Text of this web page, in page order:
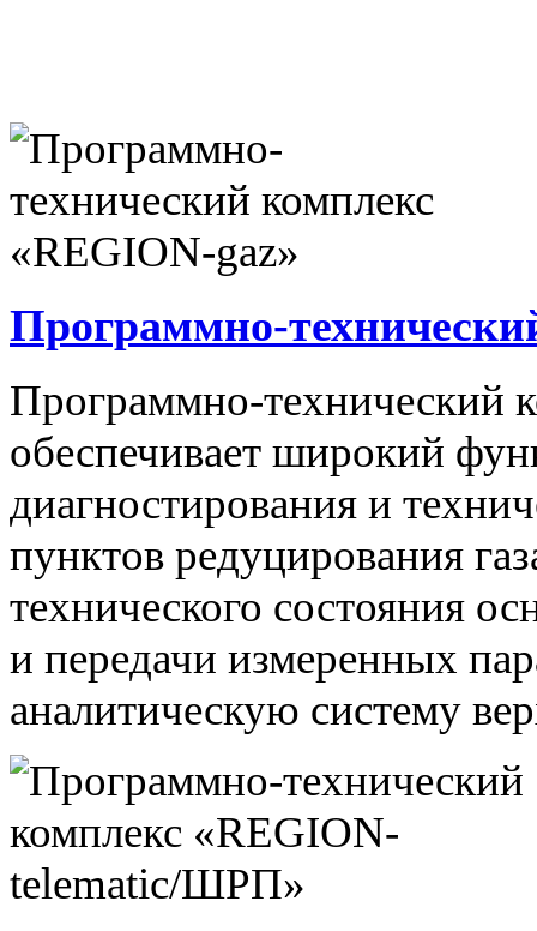
Программно-
Программно-технический
обеспечивает широкий
диагностирования и
пунктов редуцирования
технического состояния
и передачи измеренных
аналитическую систему